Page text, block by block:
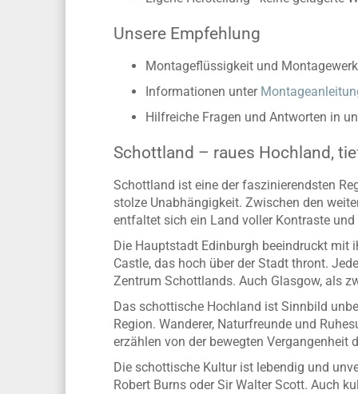
Unsere Empfehlung
Montageflüssigkeit und
Informationen unter
Hilfreiche Fragen und Antworten in
Schottland – raues Hochland,
Schottland ist eine der faszinierendsten
stolze Unabhängigkeit. Zwischen den
entfaltet sich ein Land voller Kontraste und
Die Hauptstadt Edinburgh beeindruckt mit
Castle, das hoch über der Stadt thront.
Zentrum Schottlands. Auch Glasgow, als
Das schottische Hochland ist Sinnbild
Region. Wanderer, Naturfreunde und
erzählen von der bewegten
Die schottische Kultur ist lebendig und
Robert Burns oder Sir Walter Scott. Auch